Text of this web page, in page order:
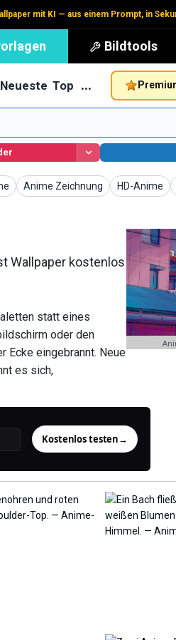
mit KI — aus einem Prompt, in
Bildtools
Neueste Top …
Anime Zeichnung
Wallpaper HD-Anime
Wallpaper
Wallpaper kostenlos
statt eines
oder den
Ecke eingebrannt. Neue
es sich,
Kostenlos testen→